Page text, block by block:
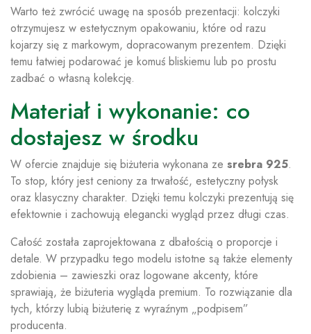
Warto też zwrócić uwagę na sposób prezentacji: kolczyki
otrzymujesz w estetycznym opakowaniu, które od razu
kojarzy się z markowym, dopracowanym prezentem. Dzięki
temu łatwiej podarować je komuś bliskiemu lub po prostu
zadbać o własną kolekcję.
Materiał i wykonanie: co
dostajesz w środku
W ofercie znajduje się biżuteria wykonana ze srebra 925.
To stop, który jest ceniony za trwałość, estetyczny połysk
oraz klasyczny charakter. Dzięki temu kolczyki prezentują się
efektownie i zachowują elegancki wygląd przez długi czas.
Całość została zaprojektowana z dbałością o proporcje i
detale. W przypadku tego modelu istotne są także elementy
zdobienia – zawieszki oraz logowane akcenty, które
sprawiają, że biżuteria wygląda premium. To rozwiązanie dla
tych, którzy lubią biżuterię z wyraźnym „podpisem”
producenta.